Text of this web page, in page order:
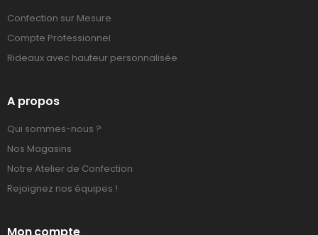
Confection sur Mesure
Compte Professionnel
Rideaux avec hauteur personnalisée
A propos
Qui sommes-nous ?
Nos Magasins
Notre Atelier de Confection
Rejoignez nos équipes !